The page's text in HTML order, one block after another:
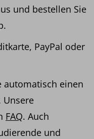
und bestellen Sie
PayPal oder
automatisch einen
Unsere
FAQ. Auch
und